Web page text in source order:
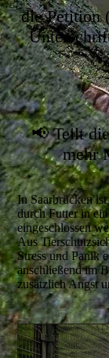
die Petition
📢 Teilt
mehr
In Saarbrücken
durch Futter in
eingeschlossen
Aus
Stress und Panik
anschließend im
zusätzlich Angst